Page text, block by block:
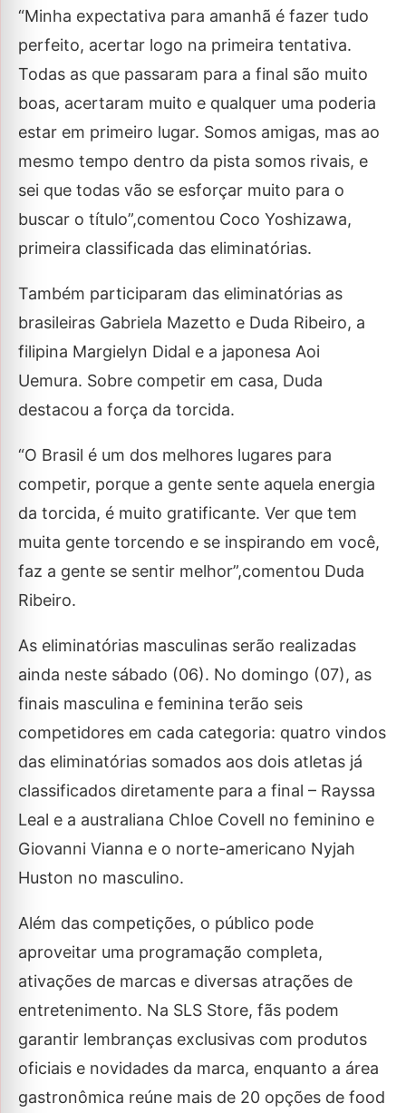
“Minha expectativa para amanhã é fazer tudo
perfeito, acertar logo na primeira tentativa.
Todas as que passaram para a final são muito
boas, acertaram muito e qualquer uma poderia
estar em primeiro lugar. Somos amigas, mas ao
mesmo tempo dentro da pista somos rivais, e
sei que todas vão se esforçar muito para o
buscar o título”,comentou Coco Yoshizawa,
primeira classificada das eliminatórias.
Também participaram das eliminatórias as
brasileiras Gabriela Mazetto e Duda Ribeiro, a
filipina Margielyn Didal e a japonesa Aoi
Uemura. Sobre competir em casa, Duda
destacou a força da torcida.
“O Brasil é um dos melhores lugares para
competir, porque a gente sente aquela energia
da torcida, é muito gratificante. Ver que tem
muita gente torcendo e se inspirando em você,
faz a gente se sentir melhor”,comentou Duda
Ribeiro.
As eliminatórias masculinas serão realizadas
ainda neste sábado (06). No domingo (07), as
finais masculina e feminina terão seis
competidores em cada categoria: quatro vindos
das eliminatórias somados aos dois atletas já
classificados diretamente para a final – Rayssa
Leal e a australiana Chloe Covell no feminino e
Giovanni Vianna e o norte-americano Nyjah
Huston no masculino.
Além das competições, o público pode
aproveitar uma programação completa,
ativações de marcas e diversas atrações de
entretenimento. Na SLS Store, fãs podem
garantir lembranças exclusivas com produtos
oficiais e novidades da marca, enquanto a área
gastronômica reúne mais de 20 opções de food